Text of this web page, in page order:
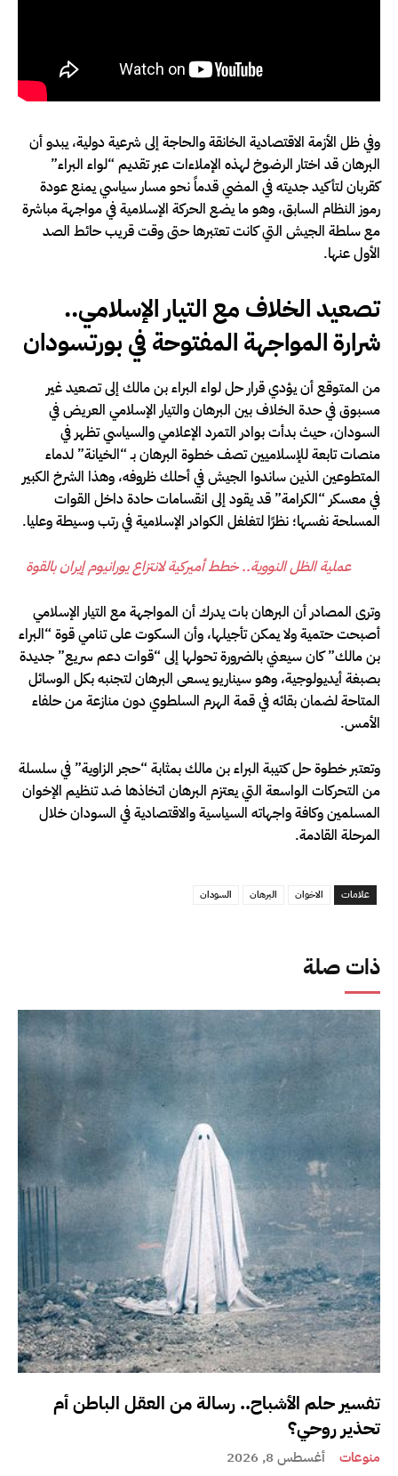
ذات صلة
تفسير حلم الأشباح.. رسالة من العقل الباطن أم
تحذير روحي؟
منوعات أغسطس 8, 2026
وفي ظل الأزمة الاقتصادية الخانقة والحاجة إلى شرعية دولية، يبدو أن
البرهان قد اختار الرضوخ لهذه الإملاءات عبر تقديم “لواء البراء”
كقربان لتأكيد جديته في المضي قدماً نحو مسار سياسي يمنع عودة
رموز النظام السابق، وهو ما يضع الحركة الإسلامية في مواجهة مباشرة
مع سلطة الجيش التي كانت تعتبرها حتى وقت قريب حائط الصد
الأول عنها.
تصعيد الخلاف مع التيار الإسلامي..
شرارة المواجهة المفتوحة في بورتسودان
من المتوقع أن يؤدي قرار حل لواء البراء بن مالك إلى تصعيد غير
مسبوق في حدة الخلاف بين البرهان والتيار الإسلامي العريض في
السودان، حيث بدأت بوادر التمرد الإعلامي والسياسي تظهر في
منصات تابعة للإسلاميين تصف خطوة البرهان بـ “الخيانة” لدماء
المتطوعين الذين ساندوا الجيش في أحلك ظروفه، وهذا الشرخ الكبير
في معسكر “الكرامة” قد يقود إلى انقسامات حادة داخل القوات
المسلحة نفسها؛ نظرًا لتغلغل الكوادر الإسلامية في رتب وسيطة وعليا.
عملية الظل النووية.. خطط أميركية لانتزاع يورانيوم إيران بالقوة
وترى المصادر أن البرهان بات يدرك أن المواجهة مع التيار الإسلامي
أصبحت حتمية ولا يمكن تأجيلها، وأن السكوت على تنامي قوة “البراء
بن مالك” كان سيعني بالضرورة تحولها إلى “قوات دعم سريع” جديدة
بصبغة أيديولوجية، وهو سيناريو يسعى البرهان لتجنبه بكل الوسائل
المتاحة لضمان بقائه في قمة الهرم السلطوي دون منازعة من حلفاء
الأمس.
وتعتبر خطوة حل كتيبة البراء بن مالك بمثابة “حجر الزاوية” في سلسلة
من التحركات الواسعة التي يعتزم البرهان اتخاذها ضد تنظيم الإخوان
المسلمين وكافة واجهاته السياسية والاقتصادية في السودان خلال
المرحلة القادمة.
علامات الاخوان البرهان السودان